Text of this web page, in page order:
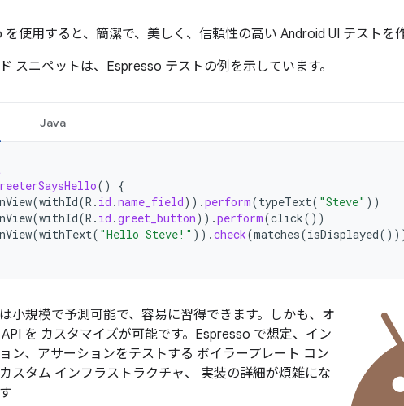
を使用すると、簡潔で、美しく、信頼性の高い Android UI テストを
スニペットは、Espresso テストの例を示しています。
Java
()
{
(withId(R . id .name_field)).perform(typeText( "Steve" ))
(withId(R . id .greet_button)).perform(click())
(withText( "Hello Steve!" )).check(matches(isDisplayed
小規模で予測可能で、容易に習得できます。しかも、オ
を カスタマイズが可能です。Espresso で想定、イン
ン、アサーションをテストする ボイラープレート コン
スタム インフラストラクチャ、 実装の詳細が煩雑にな